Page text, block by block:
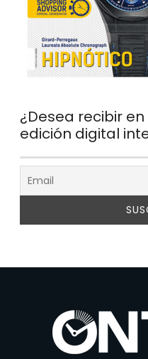
¿Desea recibir
edición digital